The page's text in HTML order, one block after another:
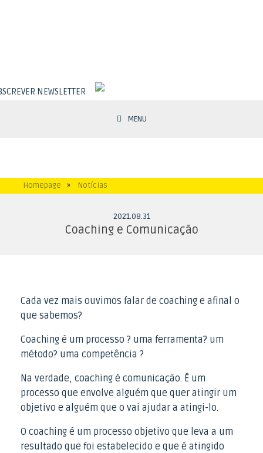
MENU
NEWSLETTER
Homepage » Notícias
2021.08.31
Coaching e Comunicação
Cada vez mais ouvimos falar de coaching e afinal o
que sabemos?
Coaching é um processo ? uma ferramenta? um
método? uma competência ?
Na verdade, coaching é comunicação. É um
processo que envolve alguém que quer atingir um
objetivo e alguém que o vai ajudar a atingi-lo.
O coaching é um processo objetivo que leva a um
resultado que foi estabelecido e que é atingido